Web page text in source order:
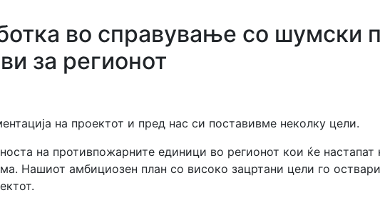
во справување со шумски
за регионот
на проектот и пред нас си поставивме неколку цели.
на противпожарните единици во регионот кои ќе настапат
Нашиот амбициозен план со високо зацртани цели го